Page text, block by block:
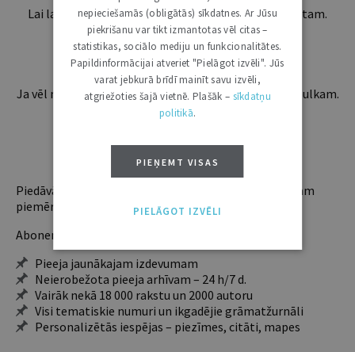
Lai lasītu šo rakstu tālāk, Tev jābūt žurnāla abonentam.
Esošos abonentus lūdzam autorizēties:
Ja vēl neesi abonents, aicinām pievienoties lasītāju pulkam.
Iegūsi tūlītēju piekļuvi digitālajam saturam!
Piedāvājam trīs abonementu veidus. Vienam lietotājam
piemērotākais ir "Mazais" (3, 6 un 12 mēnešiem).
Abonentu ieguvumi:
Pieeja jaunākajam izdevumam
Neierobežota pieeja arhīvam – 24 h/7 d.
Vairāk nekā 18 000 rakstu un 2000 autoru
Visi tematiskie numuri un ikgadējie grāmatžurnāli
Personalizētās iespējas – piezīmes, citāti, mapes
nepieciešamās (obligātās) sīkdatnes. Ar Jūsu
piekrišanu var tikt izmantotas vēl citas –
statistikas, sociālo mediju un funkcionalitātes.
Papildinformācijai atveriet "Pielāgot izvēli". Jūs
varat jebkurā brīdī mainīt savu izvēli,
atgriežoties šajā vietnē. Plašāk – sīkdatņu
politikā.
PIEŅEMT VISAS
PIELĀGOT IZVĒLI